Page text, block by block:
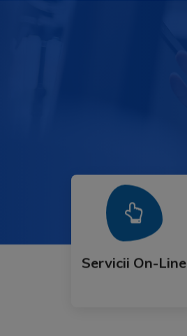
Servicii On-Line
Servicii On-Line
Mai Mult